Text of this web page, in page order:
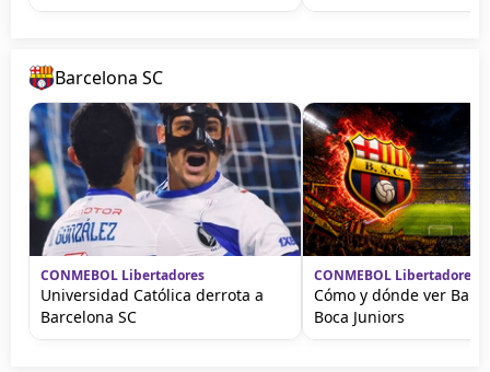
Barcelona SC
CONMEBOL Libertadores
Universidad Católica derrota a
Barcelona SC
CONMEBOL Libertadores
Cómo y dónde ver
Boca Juniors